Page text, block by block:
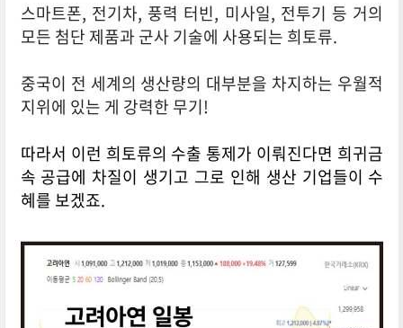
스마트폰, 전기차, 풍력 터빈, 미사일, 전투기 등 거의
모든 첨단 제품과 군사 기술에 사용되는 희토류.
중국이 전 세계의 생산량의 대부분을 차지하는 우월적
지위에 있는 게 강력한 무기!
따라서 이런 희토류의 수출 통제가 이뤄진다면 희귀금
속 공급에 차질이 생기고 그로 인해 생산 기업들이 수
혜를 보겠죠.